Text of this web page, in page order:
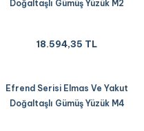
Doğaltaşlı Gümüş Yüzük M2
18.594,35 TL
Efrend Serisi Elmas Ve Yakut
Doğaltaşlı Gümüş Yüzük M4